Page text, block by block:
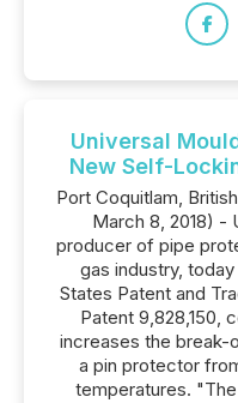
Universal
New Self-
Port Coquitlam,
March 8, 2018) -
producer of pipe
gas industry,
States Patent and
Patent 9,828,150,
increases the break-
a pin protector
temperatures.